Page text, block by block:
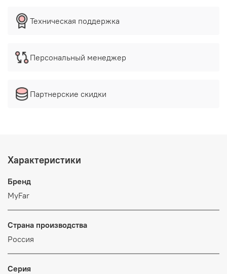
Техническая поддержка
Персональный менеджер
Партнерские скидки
Характеристики
Бренд
MyFar
Страна производства
Россия
Серия